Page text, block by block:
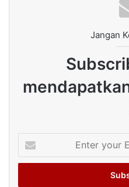
Jangan
your
Email